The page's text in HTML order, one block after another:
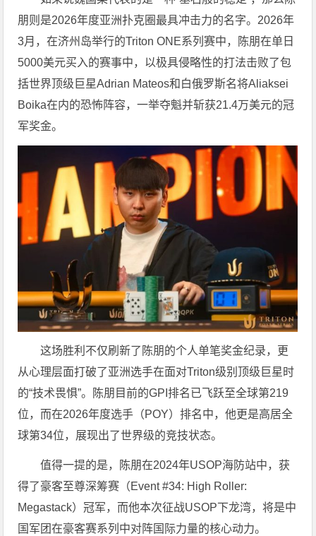
朋则是2026年度亚洲扑克圈最具冲击力的名字。2026年
3月，在济州岛举行的Triton ONE系列赛中，陈朋在单日
5000美元买入的赛事中，以极具侵略性的打法击败了包
括世界顶级巨星Adrian Mateos和白俄罗斯名将Aliaksei
Boika在内的恐怖阵容，一举夺魁并斩获21.4万美元的冠
军奖金。
这场胜利不仅刷新了陈朋的个人单笔奖金纪录，更
从心理层面打破了亚洲选手在面对Triton级别顶级巨星时
的“技术畏惧”。陈朋目前的GPI排名已飞跃至全球第219
位，而在2026年度选手（POY）排名中，他更是高居全
球第34位，展现出了世界级的竞技状态。
值得一提的是，陈朋在2024年USOP海防站中，获
得了豪客至尊深筹赛（Event #34: High Roller:
Megastack）冠军，而他本次征战USOP下龙湾，将是中
国军团在豪客赛系列中对阵国际力量的核心动力。